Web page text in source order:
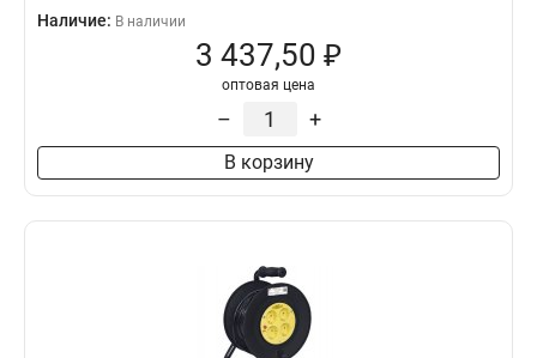
Наличие: В наличии
3 437,50 ₽
оптовая цена
– +
В корзину